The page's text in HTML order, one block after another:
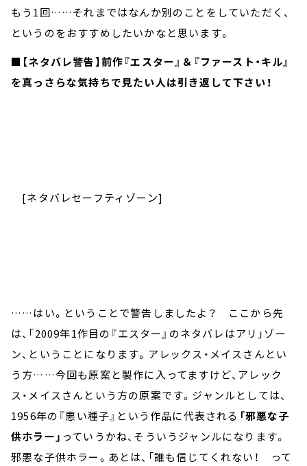
もう1回……それまではなんか別のことをしていただく、
というのをおすすめしたいかなと思います。
■【ネタバレ警告】前作『エスター』＆『ファースト・キル』
を真っさらな気持ちで見たい人は引き返して下さい！
[ネタバレセーフティゾーン]
……はい。ということで警告しましたよ？ ここから先
は、「2009年1作目の『エスター』のネタバレはアリ」ゾー
ン、ということになります。アレックス・メイスさんとい
う方……今回も原案と製作に入ってますけど、アレック
ス・メイスさんという方の原案です。ジャンルとしては、
1956年の『悪い種子』という作品に代表される 「邪悪な子
供ホラー」 っていうかね、そういうジャンルになります。
邪悪な子供ホラー。あとは、「誰も信じてくれない！ って